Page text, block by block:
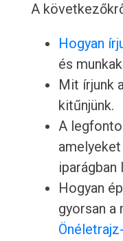
A
Hogyan
és
Mit írjunk
kitűnjünk.
A
iparágban
Hogyan
gyorsan a